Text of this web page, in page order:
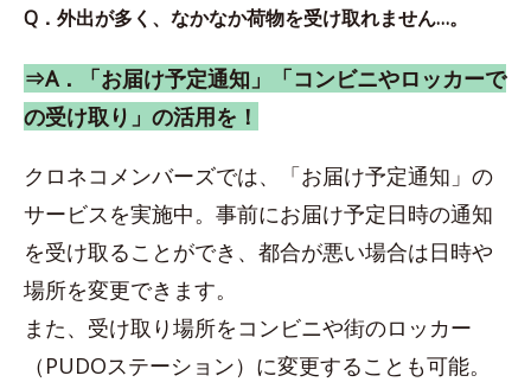
Q．外出が多く、なかなか荷物を受け取れません…。
⇒A．「お届け予定通知」「コンビニやロッカーで
の受け取り」の活用を！
クロネコメンバーズでは、「お届け予定通知」の
サービスを実施中。事前にお届け予定日時の通知
を受け取ることができ、都合が悪い場合は日時や
場所を変更できます。
また、受け取り場所をコンビニや街のロッカー
（PUDOステーション）に変更することも可能。